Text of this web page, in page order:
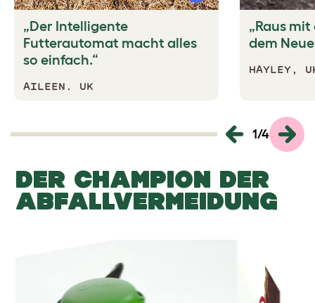
„Der Intelligente
Futterautomat macht alles
so einfach.“
AILEEN. UK
„Raus
dem
HAYLEY,
1/4
DER CHAMPION DER
ABFALLVERMEIDUNG